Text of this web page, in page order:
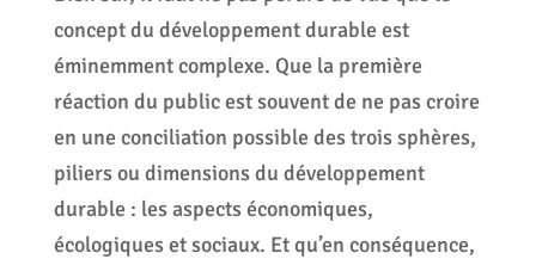
concept du développement durable est
éminemment complexe. Que la première
réaction du public est souvent de ne pas croire
en une conciliation possible des trois sphères,
piliers ou dimensions du développement
durable : les aspects économiques,
écologiques et sociaux. Et qu’en conséquence,